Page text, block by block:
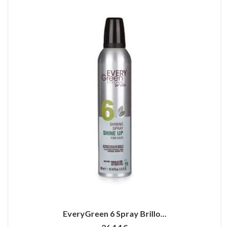
EveryGreen 6 Spray Brillo...